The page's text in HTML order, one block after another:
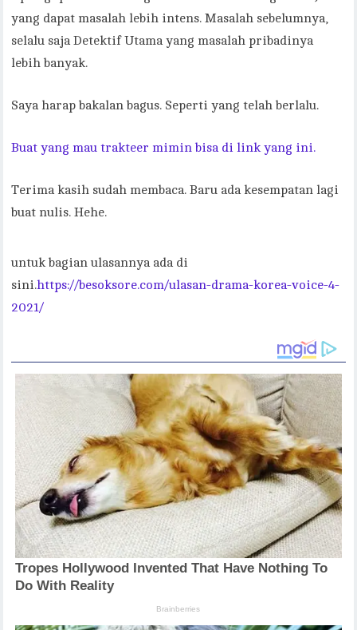
yang dapat masalah lebih intens. Masalah sebelumnya,
selalu saja Detektif Utama yang masalah pribadinya
lebih banyak.
Saya harap bakalan bagus. Seperti yang telah berlalu.
Buat yang mau trakteer mimin bisa di link yang ini.
Terima kasih sudah membaca. Baru ada kesempatan lagi
buat nulis. Hehe.
untuk bagian ulasannya ada di
sini.https://besoksore.com/ulasan-drama-korea-voice-4-
2021/